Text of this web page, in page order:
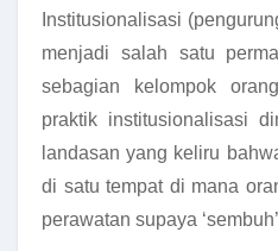
Institusionalisasi
menjadi salah satu
sebagian kelompok
praktik institusionalisasi
landasan yang keliru
di satu tempat di mana
perawatan supaya